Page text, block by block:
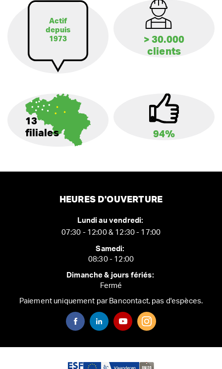
Actif
depuis
1973
> 30.000
clients
13
filiales
94%
HEURES D'OUVERTURE
Lundi au vendredi:
07:30 - 12:00 & 12:30 - 17:00
Samedi:
08:30 - 12:00
Dimanche & jours fériés:
Fermé
Paiement uniquement par Bancontact, pas d'espèces.